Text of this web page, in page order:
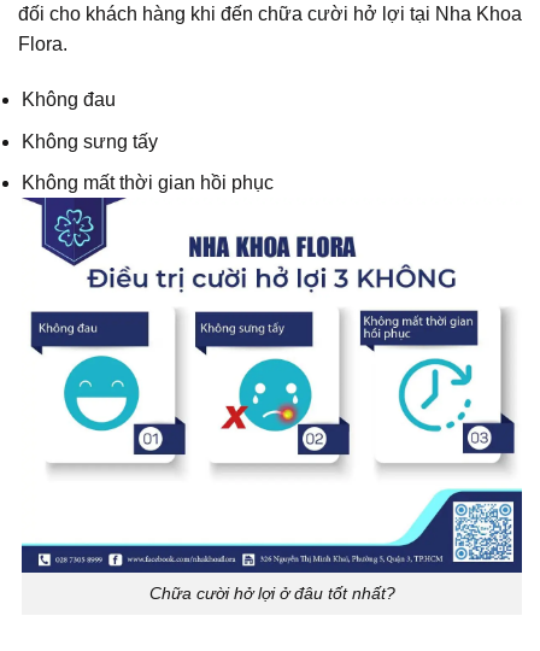
đối cho khách hàng khi đến chữa cười hở lợi tại Nha Khoa
Flora.
Không đau
Không sưng tấy
Không mất thời gian hồi phục
Chữa cười hở lợi ở đâu tốt nhất?